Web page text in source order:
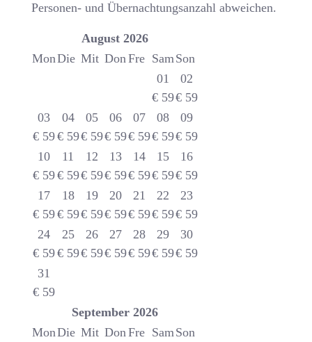
Personen- und Übernachtungsanzahl abweichen.
August 2026
MonDie Mit DonFre SamSon
01
€ 59
02
€ 59
03
€ 59
04
€ 59
05
€ 59
06
€ 59
07
€ 59
08
€ 59
09
€ 59
10
€ 59
11
€ 59
12
€ 59
13
€ 59
14
€ 59
15
€ 59
16
€ 59
17
€ 59
18
€ 59
19
€ 59
20
€ 59
21
€ 59
22
€ 59
23
€ 59
24
€ 59
25
€ 59
26
€ 59
27
€ 59
28
€ 59
29
€ 59
30
€ 59
31
€ 59
September 2026
MonDie Mit DonFre SamSon